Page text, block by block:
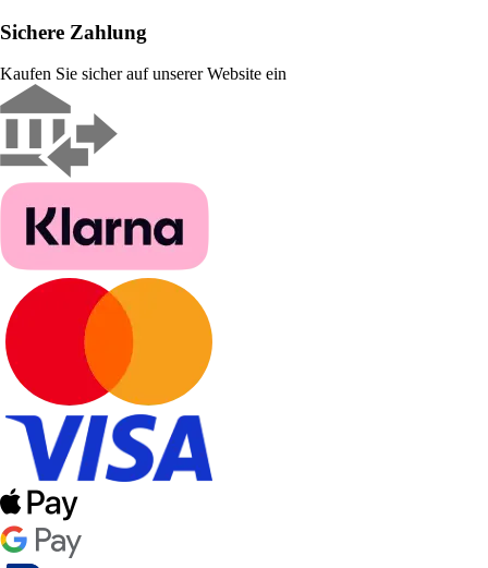
Sichere Zahlung
Kaufen Sie sicher auf unserer Website ein